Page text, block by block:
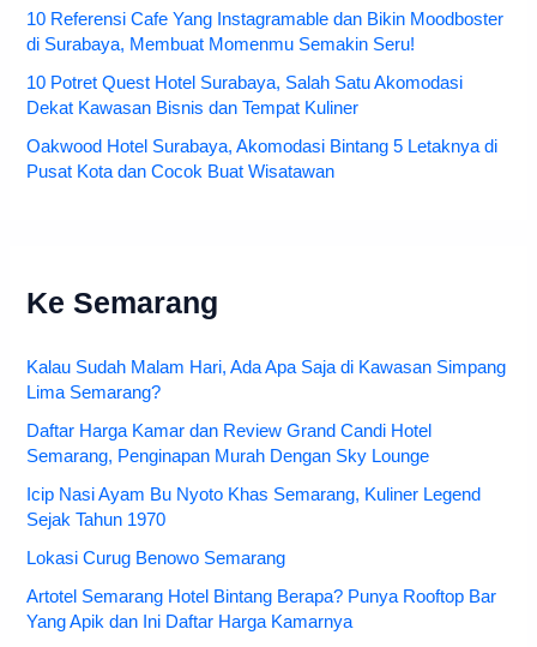
10 Referensi Cafe Yang Instagramable dan Bikin Moodboster
di Surabaya, Membuat Momenmu Semakin Seru!
10 Potret Quest Hotel Surabaya, Salah Satu Akomodasi
Dekat Kawasan Bisnis dan Tempat Kuliner
Oakwood Hotel Surabaya, Akomodasi Bintang 5 Letaknya di
Pusat Kota dan Cocok Buat Wisatawan
Ke Semarang
Kalau Sudah Malam Hari, Ada Apa Saja di Kawasan Simpang
Lima Semarang?
Daftar Harga Kamar dan Review Grand Candi Hotel
Semarang, Penginapan Murah Dengan Sky Lounge
Icip Nasi Ayam Bu Nyoto Khas Semarang, Kuliner Legend
Sejak Tahun 1970
Lokasi Curug Benowo Semarang
Artotel Semarang Hotel Bintang Berapa? Punya Rooftop Bar
Yang Apik dan Ini Daftar Harga Kamarnya